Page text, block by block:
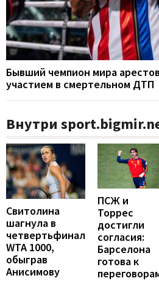
Бывший чемпион мира
участием в смертельном ДТП
Внутри
Свитолина
шагнула в
четвертьфинал
WTA 1000,
обыграв
Анисимову
ПСЖ и
Торрес
достигли
согласия:
Барселона
готова к